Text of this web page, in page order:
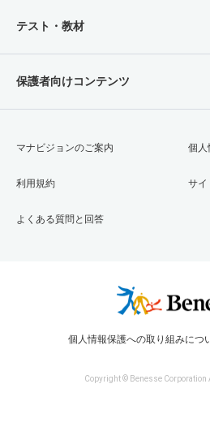
テスト・教材
保護者向けコンテンツ
マナビジョンのご案内
利用規約
よくある質問と回答
個人
サイ
個人情報保護への取り組みにつ
Copyright © Benesse